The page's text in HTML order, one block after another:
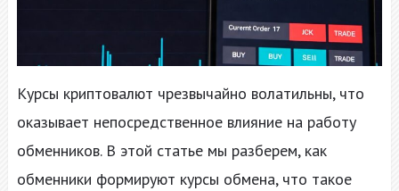
Курсы криптовалют чрезвычайно волатильны, что
оказывает непосредственное влияние на работу
обменников. В этой статье мы разберем, как
обменники формируют курсы обмена, что такое